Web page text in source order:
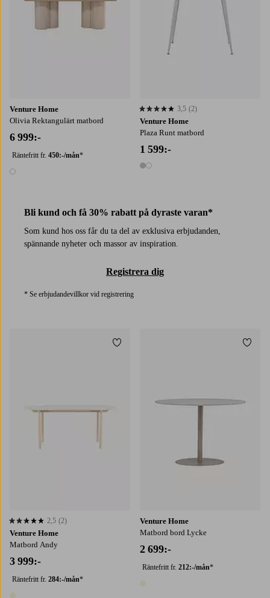
Venture Home
Olivia Rektangulärt matbord
6 999:-
Räntefritt fr. 450:-/mån*
1 färg
Venture Home
Plaza Runt matbord
1 599:-
2 färger
3,5 baserat på 2 st betyg
3,5 (2)
Bli kund och få 30% rabatt på dyraste varan*
Som kund hos oss får du ta del av exklusiva erbjudanden,
spännande nyheter och massor av inspiration.
Registrera dig
* Se erbjudandevillkor vid registrering
Venture Home
Matbord Andy
3 999:-
Räntefritt fr. 284:-/mån*
2,5 baserat på 2 st betyg
2,5 (2)
Lägg till i favoriter
Venture Home
Matbord bord Lycke
2 699:-
Räntefritt fr. 212:-/mån*